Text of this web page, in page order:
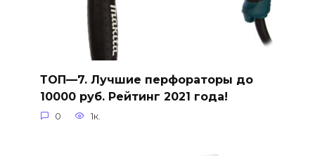
ТОП—7. Лучшие перфораторы до
10000 руб. Рейтинг 2021 года!
0 1к.